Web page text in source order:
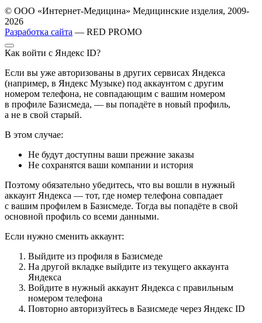
© ООО «Интернет-Медицина» Медицинские изделия, 2009-
2026
Разработка сайта — RED PROMO
Как войти с Яндекс ID?
Если вы уже авторизованы в других сервисах Яндекса
(например, в Яндекс Музыке) под аккаунтом с другим
номером телефона, не совпадающим с вашим номером
в профиле Базисмеда, — вы попадёте в новый профиль,
а не в свой старый.
В этом случае:
Не будут доступны ваши прежние заказы
Не сохранятся ваши компании и история
Поэтому обязательно убедитесь, что вы вошли в нужный
аккаунт Яндекса — тот, где номер телефона совпадает
с вашим профилем в Базисмеде. Тогда вы попадёте в свой
основной профиль со всеми данными.
Если нужно сменить аккаунт:
Выйдите из профиля в Базисмеде
На другой вкладке выйдите из текущего аккаунта
Яндекса
Войдите в нужный аккаунт Яндекса с правильным
номером телефона
Повторно авторизуйтесь в Базисмеде через Яндекс ID